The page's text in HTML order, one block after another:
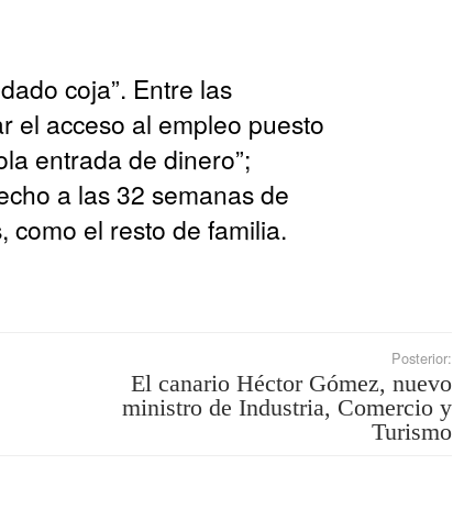
coja”. Entre las
el acceso al empleo puesto
entrada de dinero”;
a las 32 semanas de
como el resto de familia.
Posterior:
El canario Héctor Gómez, nuevo
ministro de Industria, Comercio y
Turismo